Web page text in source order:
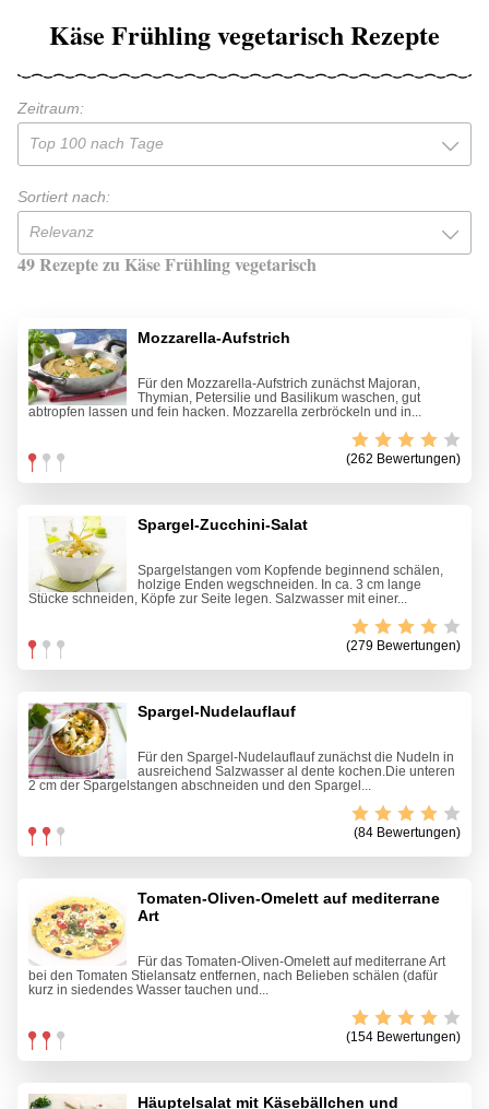
Käse Frühling vegetarisch Rezepte
Zeitraum:
Top 100 nach Tage
Sortiert nach:
Relevanz
49 Rezepte zu Käse Frühling vegetarisch
Mozzarella-Aufstrich
Für den Mozzarella-Aufstrich zunächst Majoran,
Thymian, Petersilie und Basilikum waschen, gut
abtropfen lassen und fein hacken. Mozzarella zerbröckeln und in...
(262 Bewertungen)
Spargel-Zucchini-Salat
Spargelstangen vom Kopfende beginnend schälen,
holzige Enden wegschneiden. In ca. 3 cm lange
Stücke schneiden, Köpfe zur Seite legen. Salzwasser mit einer...
(279 Bewertungen)
Spargel-Nudelauflauf
Für den Spargel-Nudelauflauf zunächst die Nudeln in
ausreichend Salzwasser al dente kochen.Die unteren
2 cm der Spargelstangen abschneiden und den Spargel...
(84 Bewertungen)
Tomaten-Oliven-Omelett auf mediterrane
Art
Für das Tomaten-Oliven-Omelett auf mediterrane Art
bei den Tomaten Stielansatz entfernen, nach Belieben schälen (dafür
kurz in siedendes Wasser tauchen und...
(154 Bewertungen)
Häuptelsalat mit Käsebällchen und